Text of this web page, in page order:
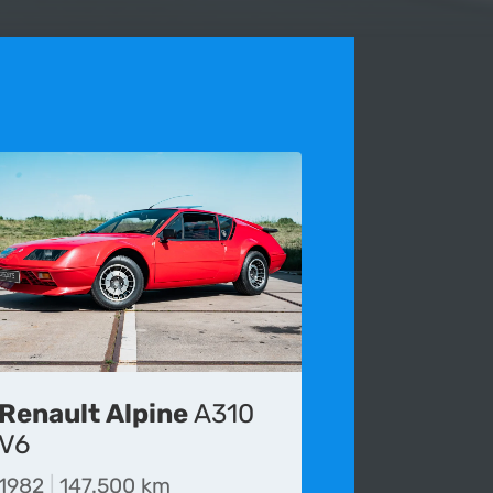
Renault AlpineA310
V6
147.500 km
voor het laatst bijgewerkt op 06-07-2024.
wordt gepubliceerd onvolledig, verouderd of